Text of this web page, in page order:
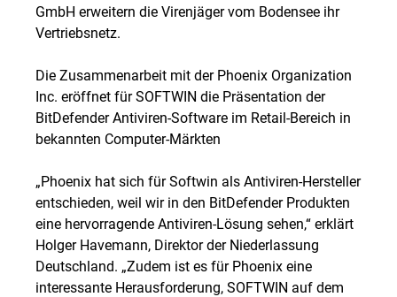
GmbH erweitern die Virenjäger vom Bodensee ihr
Vertriebsnetz.
Die Zusammenarbeit mit der Phoenix Organization
Inc. eröffnet für SOFTWIN die Präsentation der
BitDefender Antiviren-Software im Retail-Bereich in
bekannten Computer-Märkten
„Phoenix hat sich für Softwin als Antiviren-Hersteller
entschieden, weil wir in den BitDefender Produkten
eine hervorragende Antiviren-Lösung sehen,“ erklärt
Holger Havemann, Direktor der Niederlassung
Deutschland. „Zudem ist es für Phoenix eine
interessante Herausforderung, SOFTWIN auf dem